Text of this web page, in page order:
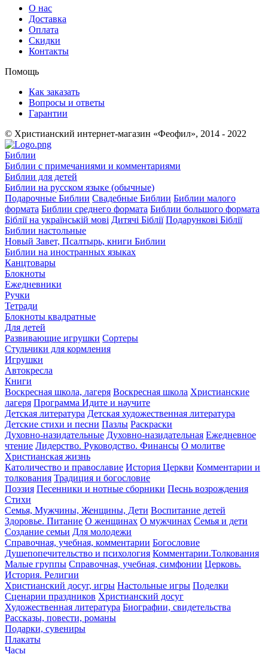
О нас
Доставка
Оплата
Скидки
Контакты
Помощь
Как заказать
Вопросы и ответы
Гарантии
© Христианский интернет-магазин «Феофил», 2014 - 2022
Библии
Библии с примечаниями и комментариями
Библии для детей
Библии на русском языке (обычные)
Подарочные Библии Свадебные Библии Библии малого
формата Библии среднего формата Библии большого формата
Біблії на українській мові Дитячі Біблії Подарункові Біблії
Библии настольные
Новый Завет, Псалтырь, книги Библии
Библии на иностранных языках
Канцтовары
Блокноты
Ежедневники
Ручки
Тетради
Блокноты квадратные
Для детей
Развивающие игрушки Сортеры
Стульчики для кормления
Игрушки
Автокресла
Книги
Воскресная школа, лагеря Воскресная школа Христианские
лагеря Программа Идите и научите
Детская литература Детская художественная литература
Детские стихи и песни Пазлы Раскраски
Духовно-назидательные Духовно-назидательная Ежедневное
чтение Лидерство. Руководство. Финансы О молитве
Христианская жизнь
Католичество и православие История Церкви Комментарии и
толкования Традиция и богословие
Поэзия Песенники и нотные сборники Песнь возрождения
Стихи
Семья, Мужчины, Женщины, Дети Воспитание детей
Здоровье. Питание О женщинах О мужчинах Семья и дети
Создание семьи Для молодежи
Справочная, учебная, комментарии Богословие
Душепопечительство и психология Комментарии.Толкования
Малые группы Справочная, учебная, симфонии Церковь.
История. Религии
Христианский досуг, игры Настольные игры Поделки
Сценарии праздников Христианский досуг
Художественная литература Биографии, свидетельства
Рассказы, повести, романы
Подарки, сувениры
Плакаты
Часы